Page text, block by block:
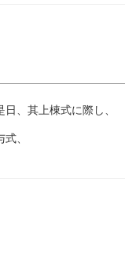
、其上棟式に際し、
、